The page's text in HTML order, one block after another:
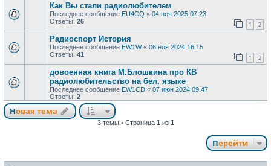
Как Вы стали радиолюбителем
Последнее сообщение EU4CQ « 04 ноя 2025 07:23
Ответы: 26 1 2
Радиоспорт История
Последнее сообщение EW1W« 06 ноя 2024 16:15
Ответы: 41 1 2
довоенная книга М.Блошкина про КВ
радиолюбительство на бел. языке
Последнее сообщение EW1CD « 07 июн 2024 09:47
Ответы: 2
Новая тема
3 темы • Страница 1 из 1
Перейти